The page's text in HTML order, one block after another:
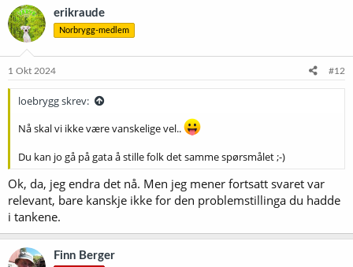
k
s
j
o
e
erikraude
Norbrygg-medlem
1 Okt 2024 #12
loebrygg skrev:
Nå skal vi ikke være vanskelige vel..
Du kan jo gå på gata å stille folk det samme spørsmålet ;-)
Ok, da, jeg endra det nå. Men jeg mener fortsatt svaret var
relevant, bare kanskje ikke for den problemstillinga du hadde
i tankene.
Finn Berger